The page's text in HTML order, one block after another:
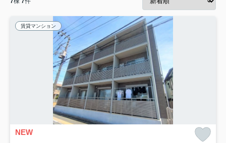
賃貸マンション
NEW